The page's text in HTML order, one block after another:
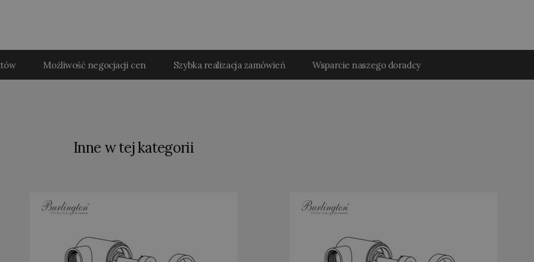
Możliwość negocjacji cen Szybka realizacja zamówień Wsparcie naszego doradcy
Inne w tej kategorii